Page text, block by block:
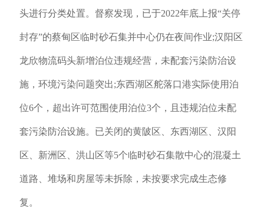
头进行分类处置。督察发现，已于2022年底上报“关停
封存”的蔡甸区临时砂石集并中心仍在夜间作业;汉阳区
龙欣物流码头新增泊位违规经营，未配套污染防治设
施，环境污染问题突出;东西湖区舵落口港实际使用泊
位6个，超出许可范围使用泊位3个，且违规泊位未配
套污染防治设施。已关闭的黄陂区、东西湖区、汉阳
区、新洲区、洪山区等5个临时砂石集散中心的混凝土
道路、堆场和房屋等未拆除，未按要求完成生态修
复。